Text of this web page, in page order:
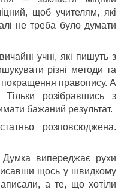
щоб учителям, які
не треба було думати
учні, які пишуть з
різні методи та
покращення правопису. А
Тільки розібравшись з
бажаний результат.
розповсюджена.
випереджає рухи
щось у швидкому
а те, що хотіли